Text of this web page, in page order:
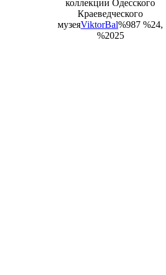
коллекции Одесского
Краеведческого
музеяViktorBal%987 %24,
%2025